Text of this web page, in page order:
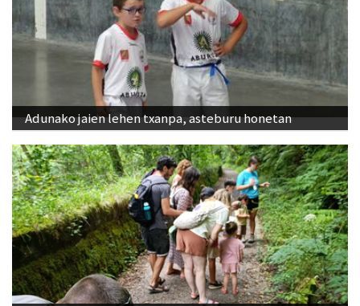
Adunako jaien lehen txanpa, asteburu honetan